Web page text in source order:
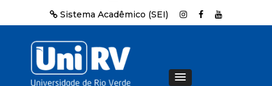
Sistema Acadêmico (SEI)